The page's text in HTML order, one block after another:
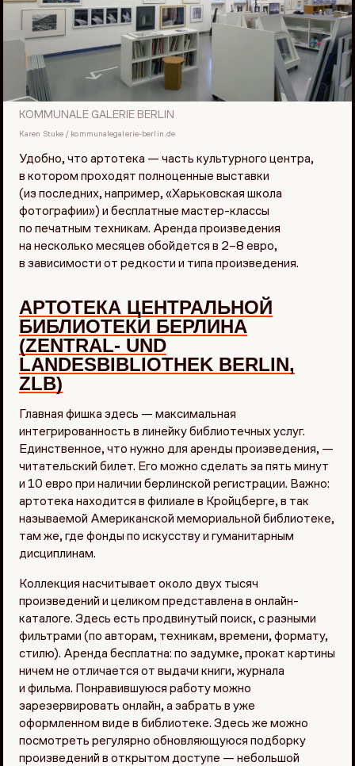
KOMMUNALE GALERIE BERLIN
Karen Stuke / kommunalegalerie-berlin.de
Удобно, что артотека — часть культурного центра,
в котором проходят полноценные выставки
(из последних, например, «Харьковская школа
фотографии») и бесплатные мастер-классы
по печатным техникам. Аренда произведения
на несколько месяцев обойдется в 2–8 евро,
в зависимости от редкости и типа произведения.
АРТОТЕКА ЦЕНТРАЛЬНОЙ
БИБЛИОТЕКИ БЕРЛИНА
(ZENTRAL- UND
LANDESBIBLIOTHEK BERLIN,
ZLB)
Главная фишка здесь — максимальная
интегрированность в линейку библиотечных услуг.
Единственное, что нужно для аренды произведения, —
читательский билет. Его можно сделать за пять минут
и 10 евро при наличии берлинской регистрации. Важно:
артотека находится в филиале в Кройцберге, в так
называемой Американской мемориальной библиотеке,
там же, где фонды по искусству и гуманитарным
дисциплинам.
Коллекция насчитывает около двух тысяч
произведений и целиком представлена в онлайн-
каталоге. Здесь есть продвинутый поиск, с разными
фильтрами (по авторам, техникам, времени, формату,
стилю). Аренда бесплатна: по задумке, прокат картины
ничем не отличается от выдачи книги, журнала
и фильма. Понравившуюся работу можно
зарезервировать онлайн, а забрать в уже
оформленном виде в библиотеке. Здесь же можно
посмотреть регулярно обновляющуюся подборку
произведений в открытом доступе — небольшой